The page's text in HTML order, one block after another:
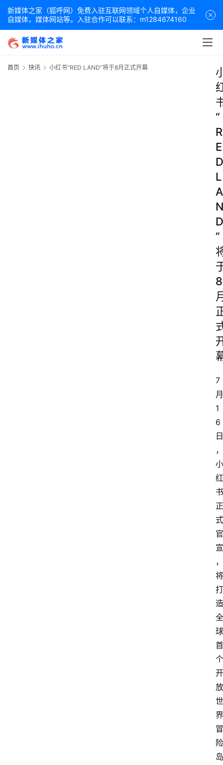
新媒体之家（狐呼网）免费入驻互联网领域个人自媒体，企业
自媒体，媒体网站等。入驻合作可以联系：m1284674160
首页 快讯 小红书“RED LAND”将于8月正式开幕
“
R
E
D
L
A
N
D
”
8
7
月
1
6
日
，
小
红
书
正
式
官
宣
，
将
打
造
全
球
首
个
开
放
世
界
冒
险
岛